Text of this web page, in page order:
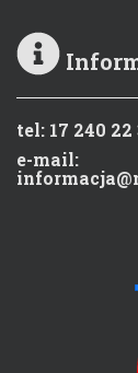
tel: 17 240 22
e-mail: